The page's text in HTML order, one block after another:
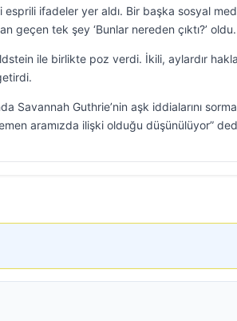
esprili ifadeler yer aldı. Bir başka sosyal
geçen tek şey ‘Bunlar nereden çıktı?’ oldu.
ile birlikte poz verdi. İkili, aylardır
Savannah Guthrie’nin aşk iddialarını
aramızda ilişki olduğu düşünülüyor”